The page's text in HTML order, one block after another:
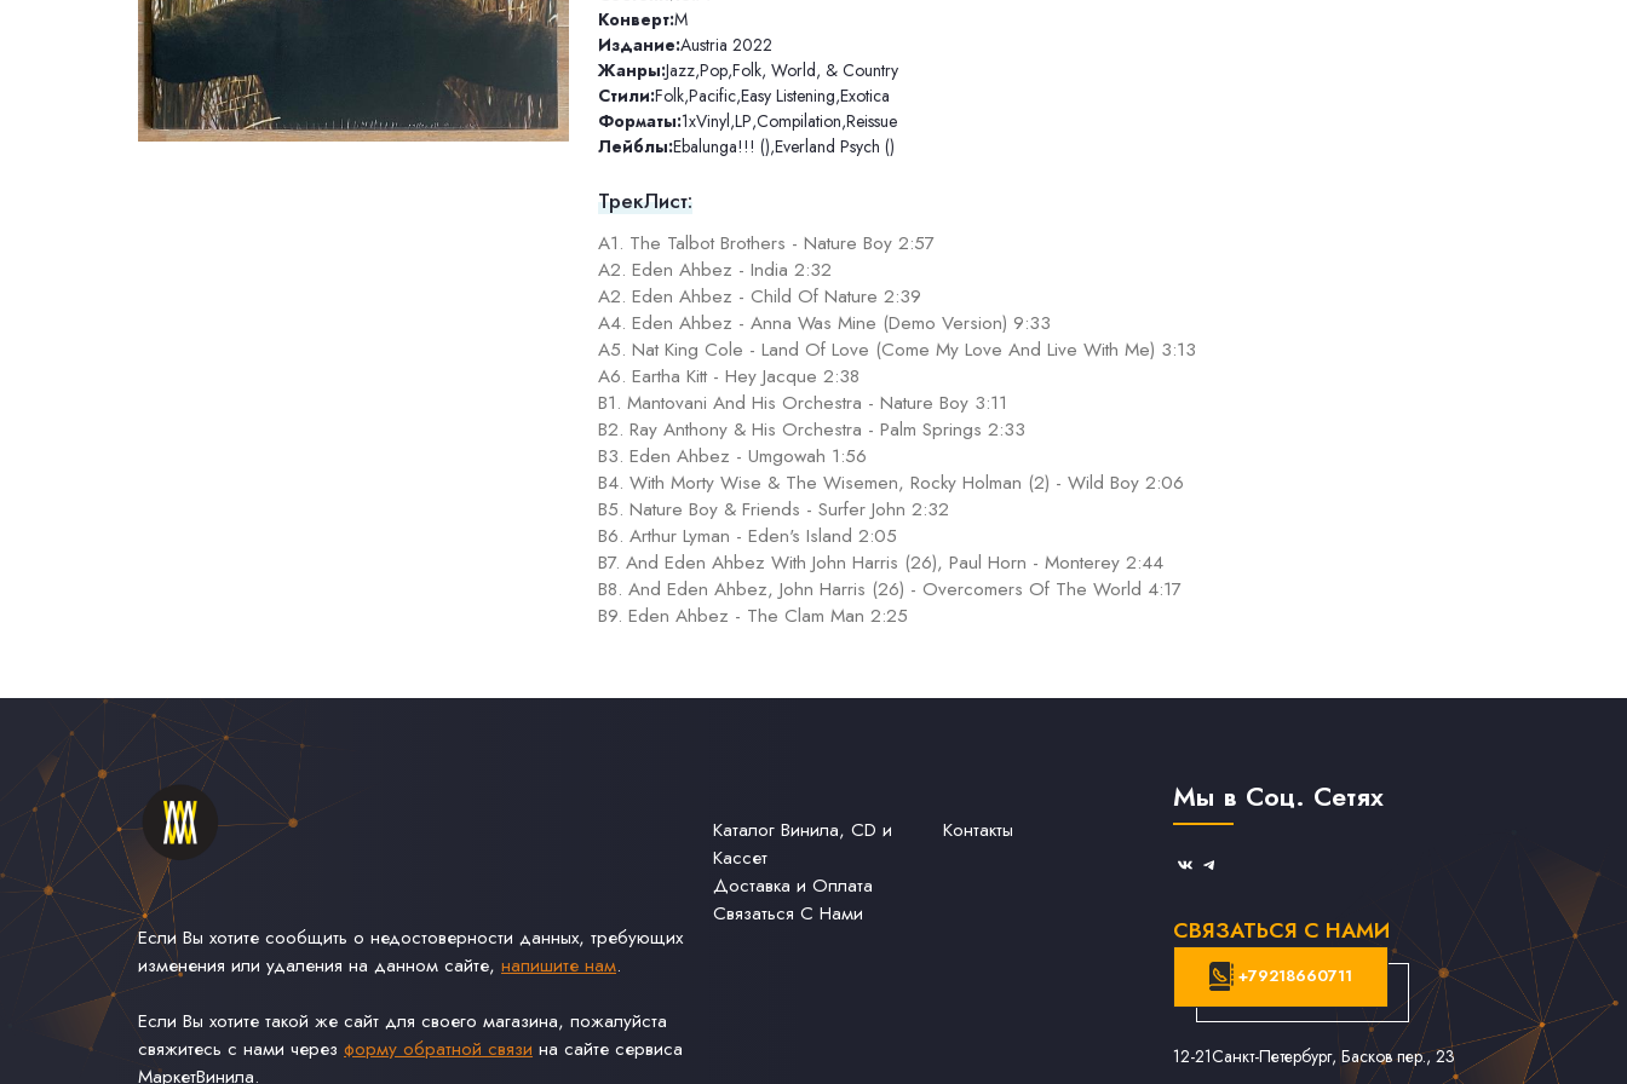
Конверт:M
Издание:Austria 2022
Жанры:Jazz,Pop,Folk, World, & Country
Стили:Folk,Pacific,Easy Listening,Exotica
Форматы:1xVinyl,LP,Compilation,Reissue
Лейблы:Ebalunga!!! (),Everland Psych ()
ТрекЛист:
A1. The Talbot Brothers - Nature Boy 2:57
A2. Eden Ahbez - India 2:32
A2. Eden Ahbez - Child Of Nature 2:39
A4. Eden Ahbez - Anna Was Mine (Demo Version) 9:33
A5. Nat King Cole - Land Of Love (Come My Love And Live With Me) 3:13
A6. Eartha Kitt - Hey Jacque 2:38
B1. Mantovani And His Orchestra - Nature Boy 3:11
B2. Ray Anthony & His Orchestra - Palm Springs 2:33
B3. Eden Ahbez - Umgowah 1:56
B4. With Morty Wise & The Wisemen, Rocky Holman (2) - Wild Boy 2:06
B5. Nature Boy & Friends - Surfer John 2:32
B6. Arthur Lyman - Eden's Island 2:05
B7. And Eden Ahbez With John Harris (26), Paul Horn - Monterey 2:44
B8. And Eden Ahbez, John Harris (26) - Overcomers Of The World 4:17
B9. Eden Ahbez - The Clam Man 2:25
Если Вы хотите сообщить о недостоверности данных, требующих
изменения или удаления на данном сайте, напишите нам.
Если Вы хотите такой же сайт для своего магазина, пожалуйста
свяжитесь с нами через форму обратной связи на сайте сервиса
МаркетВинила.
Каталог Винила, CD и
Кассет
Доставка и Оплата
Связаться С Нами
Контакты
Мы в Соц. Сетях
СВЯЗАТЬСЯ С НАМИ
+79218660711
12-21Санкт-Петербург, Басков пер., 23